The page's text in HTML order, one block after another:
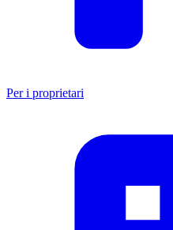
Per i proprietari